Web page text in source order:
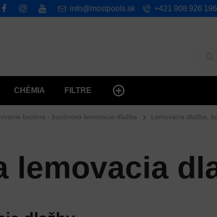
CHÉMIA FILTRE
info@mostpools.sk +421 908 926 196
bazéna - bazénová lemovacia dlažba Lemovacia dlažba,
lemovacia